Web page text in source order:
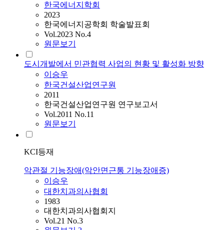
한국에너지학회
2023
한국에너지공학회 학술발표회
Vol.2023 No.4
원문보기
도시개발에서 민관협력 사업의 현황 및 활성화 방향
이승우
한국건설산업연구원
2011
한국건설산업연구원 연구보고서
Vol.2011 No.11
원문보기
KCI등재
악관절 기능장애(악안면근통 기능장애증)
이승우
대한치과의사협회
1983
대한치과의사협회지
Vol.21 No.3